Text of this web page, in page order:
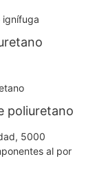
poliuretano